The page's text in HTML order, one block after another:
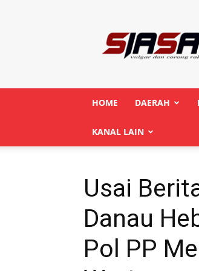
HOME DAERAH
KANAL LAIN
Usai
Danau
Pol PP